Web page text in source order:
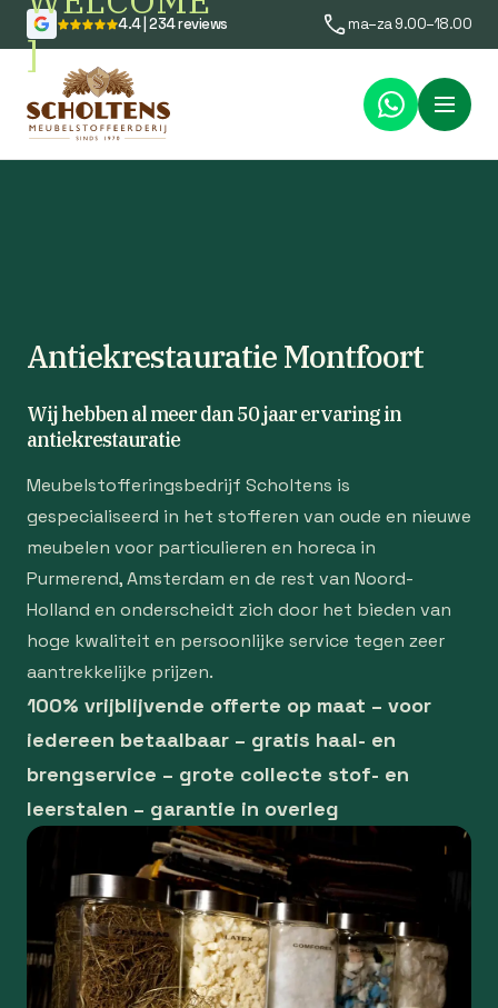
]
4.4 | 234 reviews ma–za 9.00–18.00
Menu
Antiekrestauratie Montfoort
Wij hebben al meer dan 50 jaar ervaring in
antiekrestauratie
Meubelstofferingsbedrijf Scholtens is
gespecialiseerd in het stofferen van oude en nieuwe
meubelen voor particulieren en horeca in
Purmerend, Amsterdam en de rest van Noord-
Holland en onderscheidt zich door het bieden van
hoge kwaliteit en persoonlijke service tegen zeer
aantrekkelijke prijzen.
100% vrijblijvende offerte op maat – voor
iedereen betaalbaar – gratis haal- en
brengservice – grote collecte stof- en
leerstalen – garantie in overleg